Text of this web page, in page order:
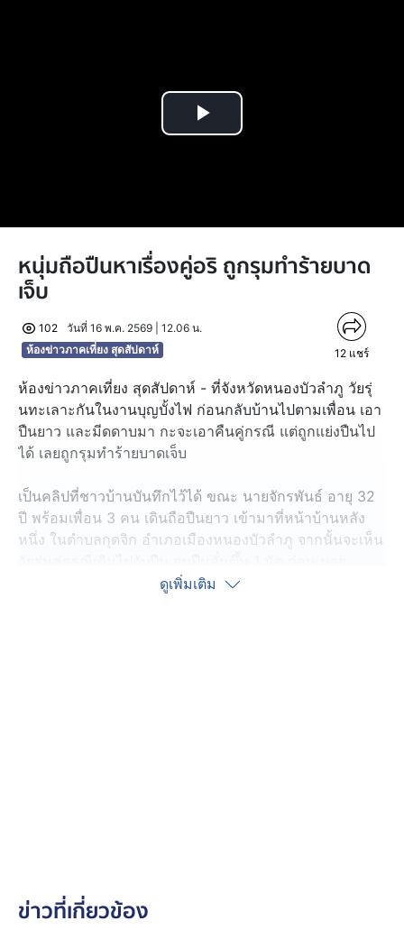
Play
หนุ่มถือปืนหาเรื่องคู่อริ ถูกรุมทำร้ายบาด
เจ็บ
102
วันที่ 16 พ.ค. 2569 | 12.06 น.
ห้องข่าวภาคเที่ยง สุดสัปดาห์
12 แชร์
ห้องข่าวภาคเที่ยง สุดสัปดาห์ - ที่จังหวัดหนองบัวลำภู วัยรุ่
นทะเลาะกันในงานบุญบั้งไฟ ก่อนกลับบ้านไปตามเพื่อน เอา
ปืนยาว และมีดดาบมา กะจะเอาคืนคู่กรณี แต่ถูกแย่งปืนไป
ได้ เลยถูกรุมทำร้ายบาดเจ็บ
เป็นคลิปที่ชาวบ้านบันทึกไว้ได้ ขณะ นายจักรพันธ์ อายุ 32
ปี พร้อมเพื่อน 3 คน เดินถือปืนยาว เข้ามาที่หน้าบ้านหลัง
หนึ่ง ในตำบลกุดจิก อำเภอเมืองหนองบัวลำภู จากนั้นจะเห็น
จักรพันธ์ และเพื่อนถูกรุมทำร้ายร่างกาย จนบางคนบาดเจ็บ
ดูเพิ่มเติม
ข่าวที่เกี่ยวข้อง